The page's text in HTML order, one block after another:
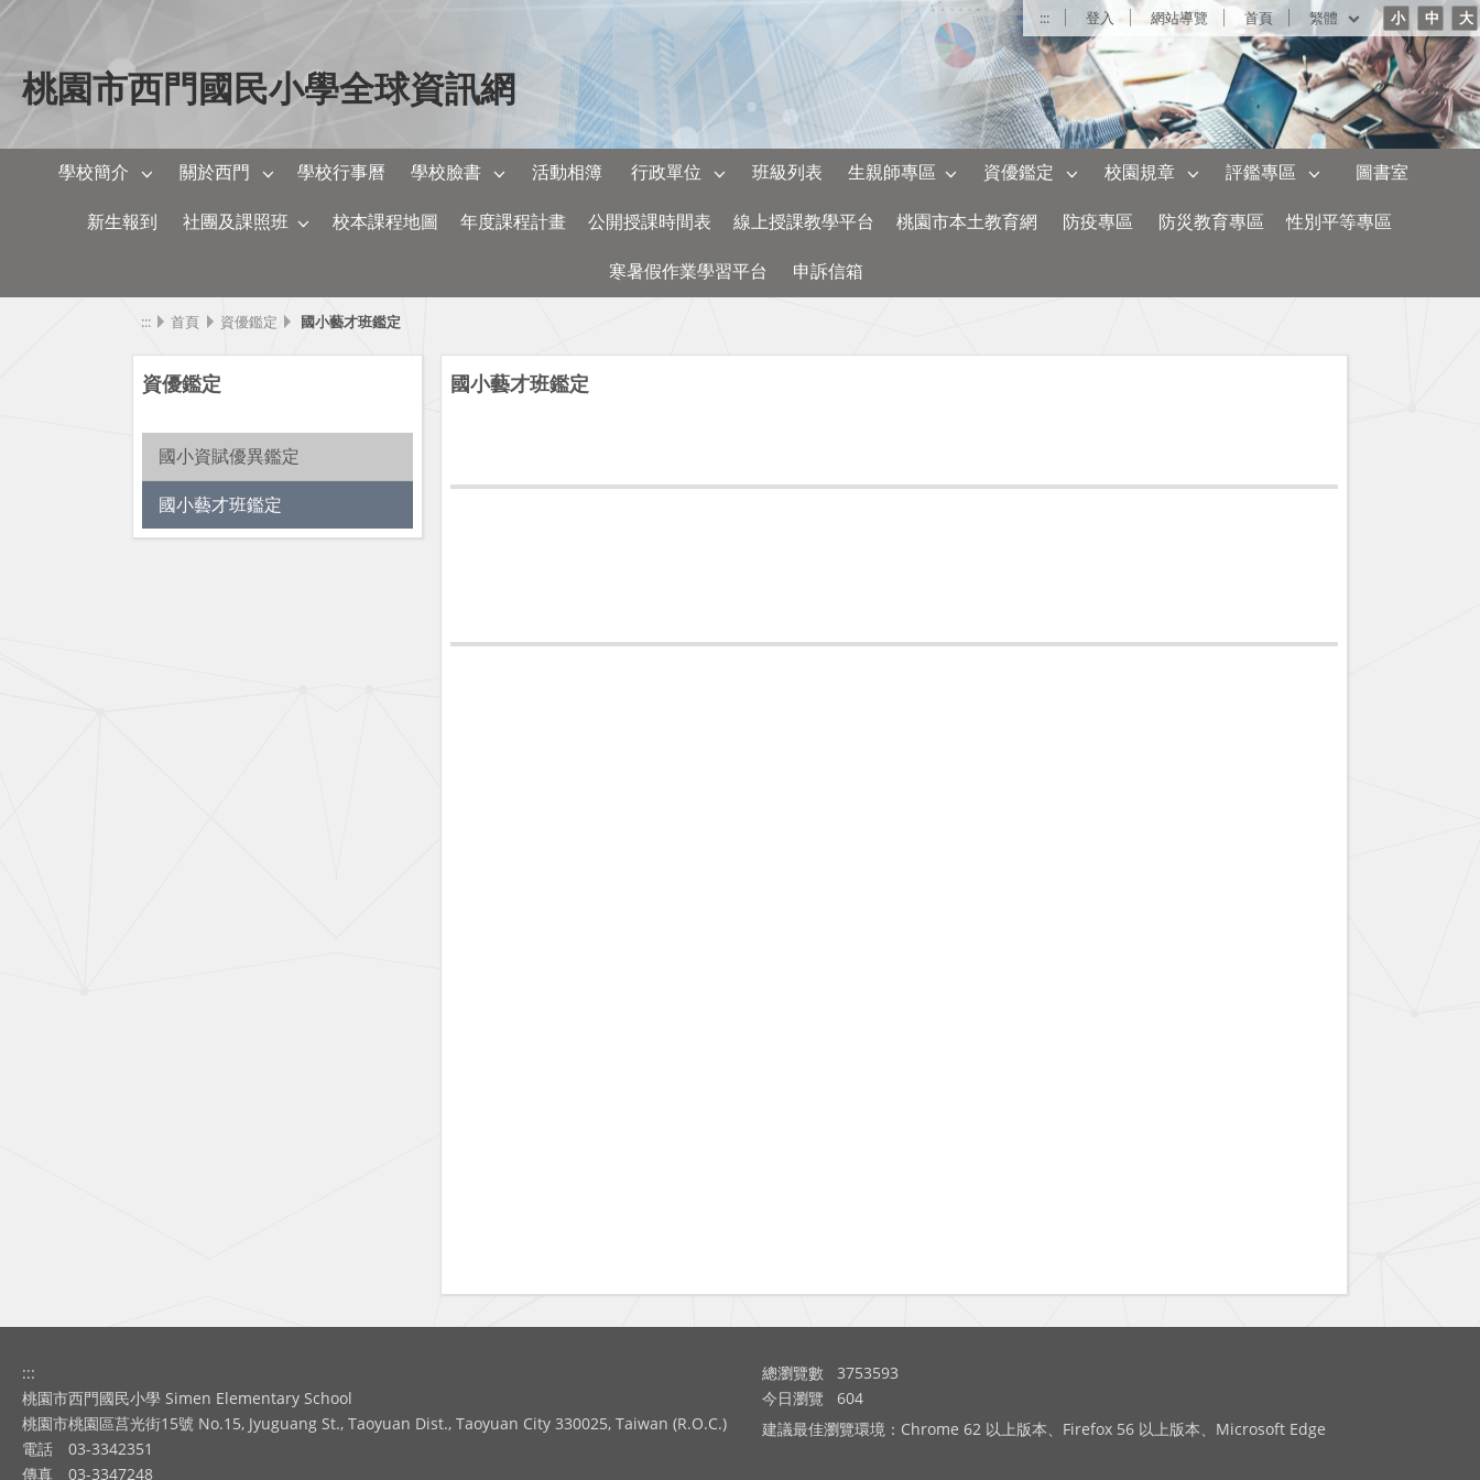
::: 登入 網站導覽 首頁 繁體 小 中 大
桃園市西門國民小學全球資訊網
學校簡介 關於西門 學校行事曆 學校臉書 活動相簿 行政單位 班級列表 生親師專區 資優鑑定 校園規章 評鑑專區 圖書室
新生報到 社團及課照班 校本課程地圖 年度課程計畫 公開授課時間表 線上授課教學平台 桃園市本土教育網 防疫專區 防災教育專區 性別平等專區
寒暑假作業學習平台 申訴信箱
::: 首頁 資優鑑定 國小藝才班鑑定
資優鑑定
國小資賦優異鑑定
國小藝才班鑑定
國小藝才班鑑定
:::
桃園市西門國民小學 Simen Elementary School
桃園市桃園區莒光街15號 No.15, Jyuguang St., Taoyuan Dist., Taoyuan City 330025, Taiwan (R.O.C.)
電話
03-3342351
傳真
03-3347248
總瀏覽數
3753593
今日瀏覽
604
建議最佳瀏覽環境：Chrome 62 以上版本、Firefox 56 以上版本、Microsoft Edge